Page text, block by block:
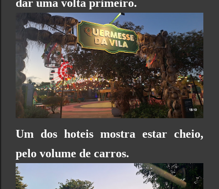
dar uma volta primeiro.
Um dos hoteis mostra estar cheio,
pelo volume de carros.